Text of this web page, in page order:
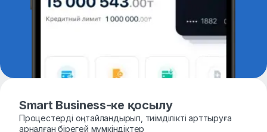
Smart Business-ке қосылу
Процестерді оңтайландырып, тиімділікті арттыруға
арналған бірегей мүмкіндіктер